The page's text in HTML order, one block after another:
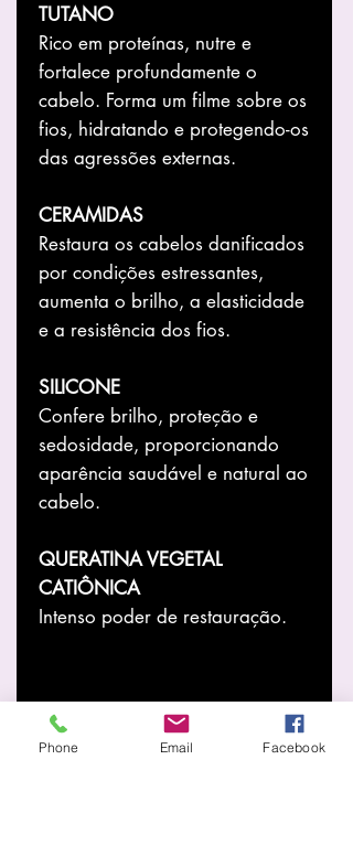
TUTANO
Rico em proteínas, nutre e
fortalece profundamente o
cabelo. Forma um filme sobre os
fios, hidratando e protegendo-os
das agressões externas.
CERAMIDAS
Restaura os cabelos danificados
por condições estressantes,
aumenta o brilho, a elasticidade
e a resistência dos fios.
SILICONE
Confere brilho, proteção e
sedosidade, proporcionando
aparência saudável e natural ao
cabelo.
QUERATINA VEGETAL
CATIÔNICA
Intenso poder de restauração.
Phone Email Facebook